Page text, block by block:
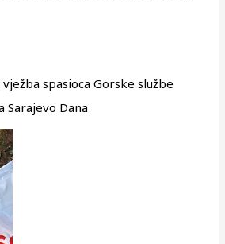
spasioca Gorske službe
Sarajevo Dana